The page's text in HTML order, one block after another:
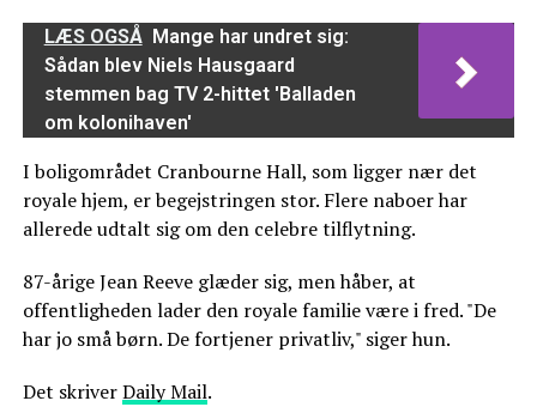
LÆS OGSÅ Mange har undret sig:
Sådan blev Niels Hausgaard
stemmen bag TV 2-hittet 'Balladen
om kolonihaven'
I boligområdet Cranbourne Hall, som ligger nær det
royale hjem, er begejstringen stor. Flere naboer har
allerede udtalt sig om den celebre tilflytning.
87-årige Jean Reeve glæder sig, men håber, at
offentligheden lader den royale familie være i fred. "De
har jo små børn. De fortjener privatliv," siger hun.
Det skriverDaily Mail.